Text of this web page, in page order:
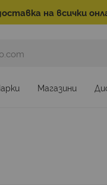
на всички
Магазини